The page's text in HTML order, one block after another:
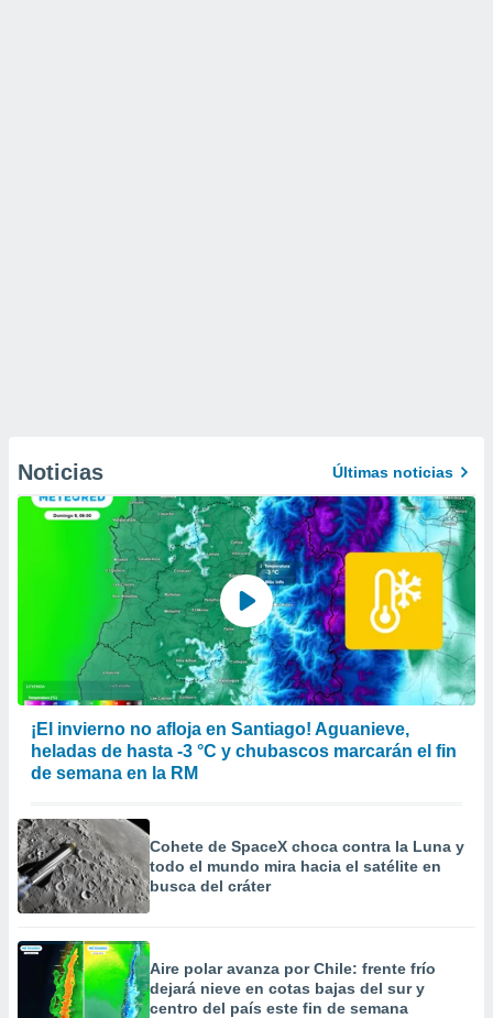
Noticias Últimas noticias
¡El invierno no afloja en Santiago! Aguanieve,
heladas de hasta -3 °C y chubascos marcarán el fin
de semana en la RM
Cohete de SpaceX choca contra la Luna y
todo el mundo mira hacia el satélite en
busca del cráter
Aire polar avanza por Chile: frente frío
dejará nieve en cotas bajas del sur y
centro del país este fin de semana